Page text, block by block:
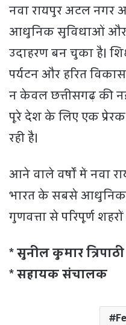
नवा रायपुर अटल नगर
आधुनिक सुविधाओं और
उदाहरण बन चुका है।
पर्यटन और हरित विकास
न केवल छत्तीसगढ़ की
पूरे देश के लिए एक
रही है।
आने वाले वर्षों में नवा
भारत के सबसे
गुणवत्ता से परिपूर्ण शहरों
* सुनील कुमार त्रिपाठी
* सहायक संचालक